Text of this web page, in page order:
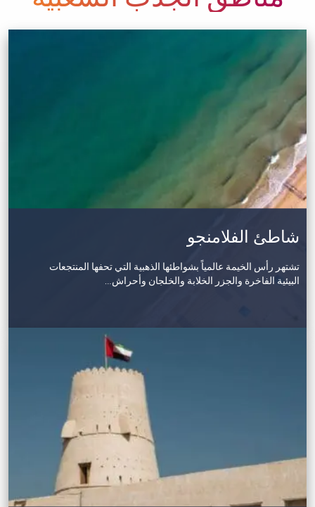
شاطئ الفلامنجو
تشتهر رأس الخيمة عالمياً بشواطئها الذهبية التي تحفها المنتجعات
البيئية الفاخرة والجزر الخلابة والخلجان وأحراش…